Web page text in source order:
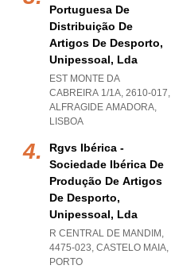
Portuguesa De
Distribuição De
Artigos De Desporto,
Unipessoal, Lda
EST MONTE DA
CABREIRA 1/1A, 2610-017,
ALFRAGIDE AMADORA,
LISBOA
Rgvs Ibérica -
Sociedade Ibérica De
Produção De Artigos
De Desporto,
Unipessoal, Lda
R CENTRAL DE MANDIM,
4475-023, CASTELO MAIA,
PORTO